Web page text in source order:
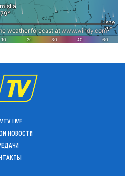
LIVE
НОВОСТИ